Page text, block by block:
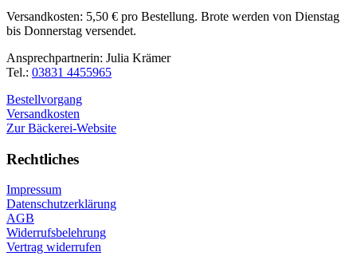
Versandkosten: 5,50 € pro Bestellung. Brote werden von Dienstag
bis Donnerstag versendet.
Ansprechpartnerin: Julia Krämer
Tel.: 03831 4455965
Bestellvorgang
Versandkosten
Zur Bäckerei-Website
Rechtliches
Impressum
Datenschutzerklärung
AGB
Widerrufsbelehrung
Vertrag widerrufen